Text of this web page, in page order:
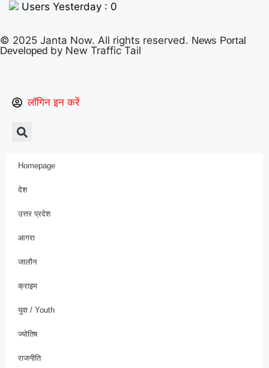
Users Yesterday : 0
© 2025 Janta Now. All rights reserved. News Portal
Developed by New Traffic Tail
लॉगिन इन करें
Homepage
देश
उत्तर प्रदेश
आगरा
जालौन
क्राइम
युवा / Youth
ज्योतिष
राजनीति